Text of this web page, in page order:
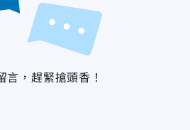
言，趕緊搶頭香！